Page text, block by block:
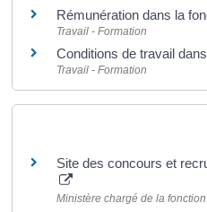
Rémunération dans la
Travail - Formation
Conditions de travail
Travail - Formation
Site des concours et
Ministère chargé de la